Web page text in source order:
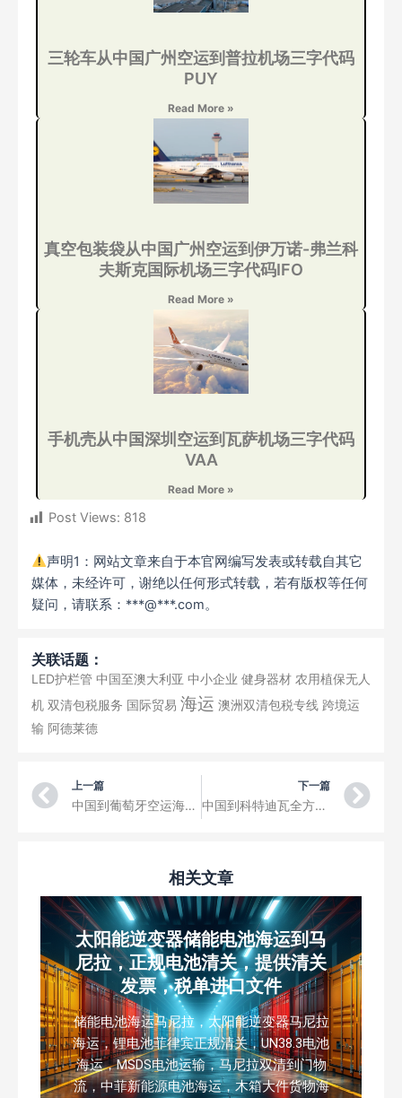
三轮车从中国广州空运到普拉机场三字代码
PUY
Read More »
真空包装袋从中国广州空运到伊万诺-弗兰科
夫斯克国际机场三字代码IFO
Read More »
手机壳从中国深圳空运到瓦萨机场三字代码
VAA
Read More »
Post Views: 818
声明1：网站文章来自于本官网编写发表或转载自其它
媒体，未经许可，谢绝以任何形式转载，若有版权等任何
疑问，请联系：***@***.com。
关联话题：
LED护栏管 中国至澳大利亚 中小企业 健身器材 农用植保无人
机 双清包税服务 国际贸易 海运 澳洲双清包税专线 跨境运
输 阿德莱德
Prev
上一篇
中国到葡萄牙空运海运双清门到门运输-葡萄牙国际快递到门
下一篇
中国到科特迪瓦全方位门到门运输服务，覆盖空运海运双清，科特迪瓦国际快递专送您的货物到门
相关文章
太阳能逆变器储能电池海运到马
尼拉，正规电池清关，提供清关
发票，税单进口文件
储能电池海运马尼拉，太阳能逆变器马尼拉
海运，锂电池菲律宾正规清关，UN38.3电池
海运，MSDS电池运输，马尼拉双清到门物
流，中菲新能源电池海运，木箱大件货物海